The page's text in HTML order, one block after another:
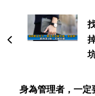
航
身為管理者，一定